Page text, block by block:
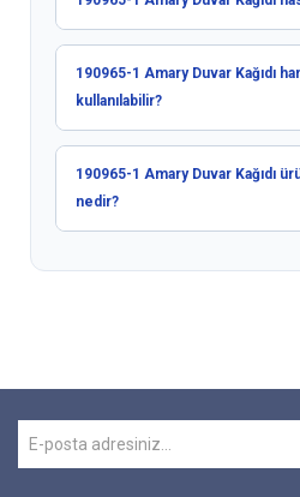
190965-1 Amary Duvar Kağıdı
kullanılabilir?
190965-1 Amary Duvar Kağıdı
nedir?